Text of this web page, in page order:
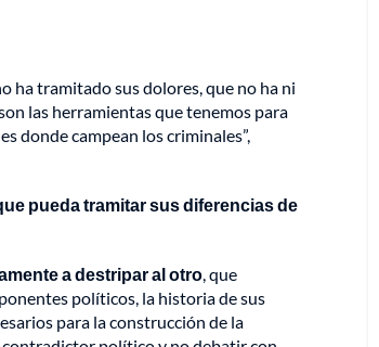
ha tramitado sus dolores, que no ha ni
las herramientas que tenemos para
donde campean los criminales”,
pueda tramitar sus diferencias de
a destripar al otro, que
políticos, la historia de sus
para la construcción de la